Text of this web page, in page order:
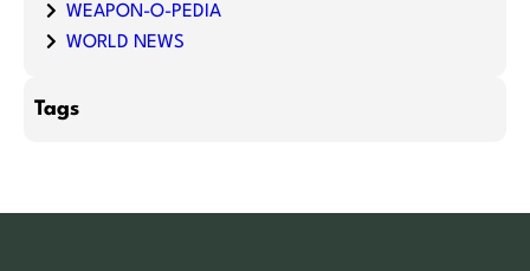
WEAPON-O-PEDIA
WORLD NEWS
Tags